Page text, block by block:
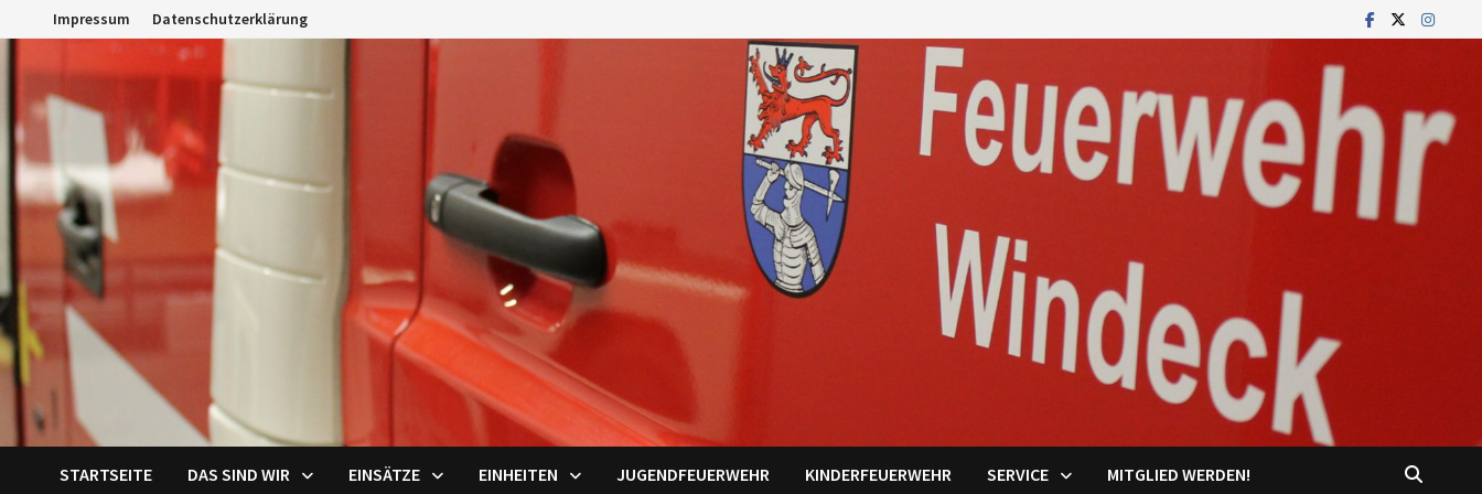
Inhalt
springen
Impressum Datenschutzerklärung
STARTSEITE DAS SIND WIR EINSÄTZE EINHEITEN JUGENDFEUERWEHR KINDERFEUERWEHR SERVICE MITGLIED WERDEN!